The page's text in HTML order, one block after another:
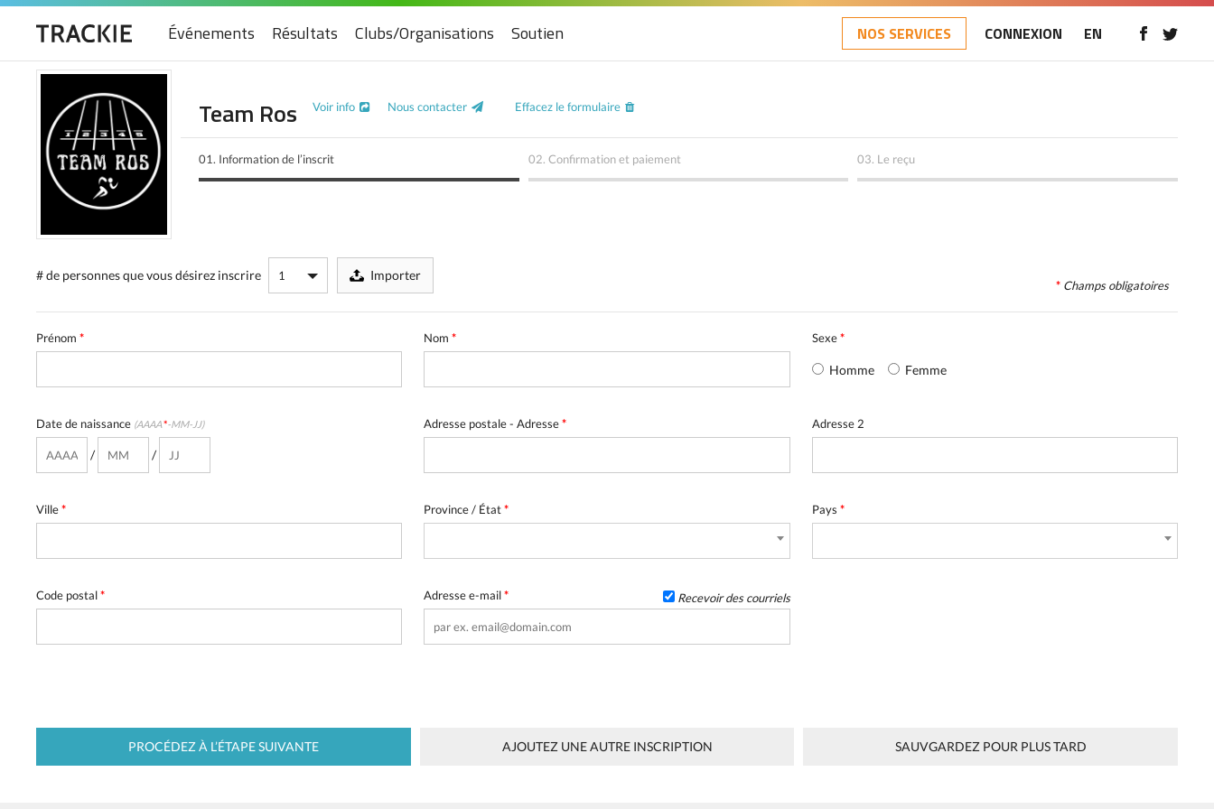
Événements Résultats Clubs/Organisations Soutien NOS SERVICES CONNEXION EN
Team Ros Voir info Nous contacter Effacez le formulaire
01. Information de l’inscrit 02. Confirmation et paiement 03. Le reçu
# de personnesque vous désirez inscrire Importer
* Champs obligatoires
Prénom * Nom* Sexe*
Homme Femme
Date de naissance (AAAA*-MM-JJ)
/ /
Adresse postale - Adresse* Adresse 2
Ville* Province / État* Pays *
Code postal* Adresse e-mail* Recevoir des courriels
PROCÉDEZ À L’ÉTAPE SUIVANTE AJOUTEZ UNE AUTRE INSCRIPTION SAUVGARDEZ POUR PLUS TARD